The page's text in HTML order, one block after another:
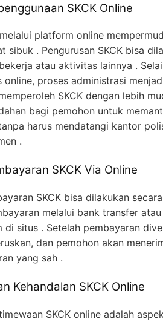
SKCK Online
platform online
sibuk . Pengurusan SKCK bisa
atau aktivitas lainnya .
online, proses administrasi
SKCK dengan lebih
bagi pemohon untuk
harus mendatangi kantor
.
SKCK Via Online
SKCK bisa dilakukan
melalui bank transfer
di situs . Setelah pembayaran
dan pemohon akan
yang sah .
Kehandalan SKCK Online
SKCK online adalah